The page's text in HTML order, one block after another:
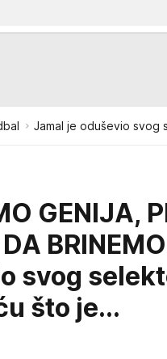
Jamal je oduševio svog
GENIJA,
svog
što je...